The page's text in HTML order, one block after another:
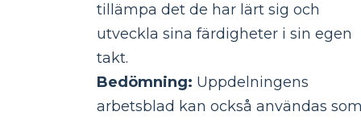
tillämpa det de har lärt sig och
utveckla sina färdigheter i sin egen
takt.
Bedömning: Uppdelningens
arbetsblad kan också användas